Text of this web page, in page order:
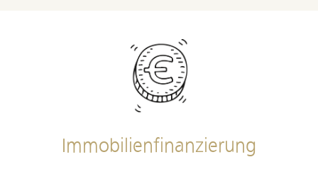
Immobilienfinanzierung